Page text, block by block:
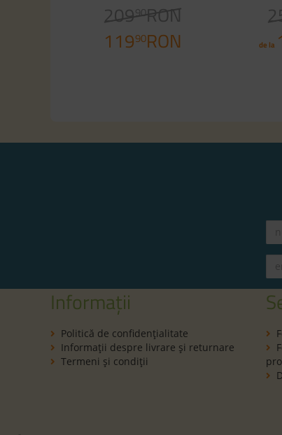
20990RON
11990RON de la
Informații
Politică de confidenţialitate
Informaţii despre livrare și returnare
Termeni şi condiţii